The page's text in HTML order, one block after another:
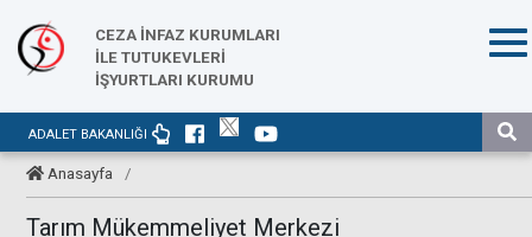
CEZA İNFAZ KURUMLARI
İLE TUTUKEVLERİ
İŞYURTLARI KURUMU
ADALET BAKANLIĞI
Anasayfa /
Tarım Mükemmeliyet Merkezi